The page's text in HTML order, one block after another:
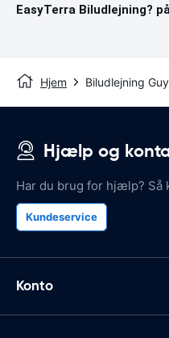
EasyTerra Biludlejning?
Hjem Biludlejning
Hjælp og
Har du brug for hjælp? Så
Kundeservice
Konto